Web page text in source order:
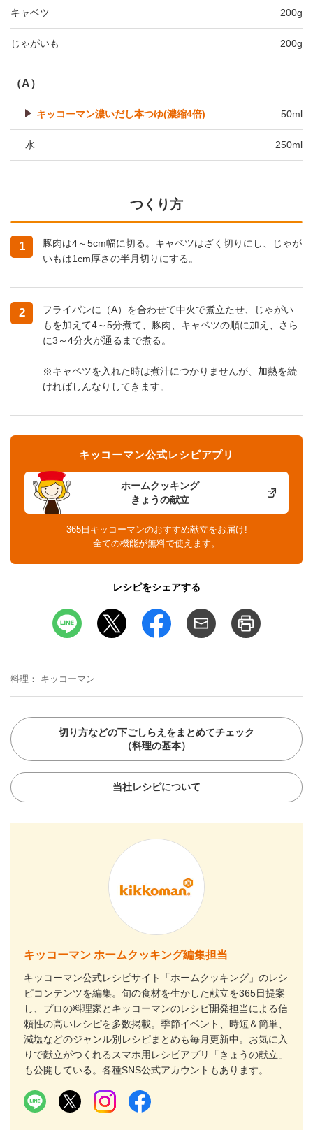
キャベツ 200g
じゃがいも 200g
（A）
キッコーマン濃いだし本つゆ(濃縮4倍) 50ml
水 250ml
つくり方
1
豚肉は4～5cm幅に切る。キャベツはざく切りにし、じゃが
いもは1cm厚さの半月切りにする。
2
フライパンに（A）を合わせて中火で煮立たせ、じゃがい
もを加えて4～5分煮て、豚肉、キャベツの順に加え、さら
に3～4分火が通るまで煮る。
※キャベツを入れた時は煮汁につかりませんが、加熱を続
ければしんなりしてきます。
ホームクッキング
きょうの献立
キッコーマン公式レシピアプリ
365日キッコーマンのおすすめ献立をお届け!
全ての機能が無料で使えます。
レシピをシェアする
料理 キッコーマン
切り方などの下ごしらえをまとめてチェック
（料理の基本）
当社レシピについて
キッコーマン ホームクッキング編集担当
キッコーマン公式レシピサイト「ホームクッキング」のレシ
ピコンテンツを編集。旬の食材を生かした献立を365日提案
し、プロの料理家とキッコーマンのレシピ開発担当による信
頼性の高いレシピを多数掲載。季節イベント、時短＆簡単、
減塩などのジャンル別レシピまとめも毎月更新中。お気に入
りで献立がつくれるスマホ用レシピアプリ「きょうの献立」
も公開している。各種SNS公式アカウントもあります。